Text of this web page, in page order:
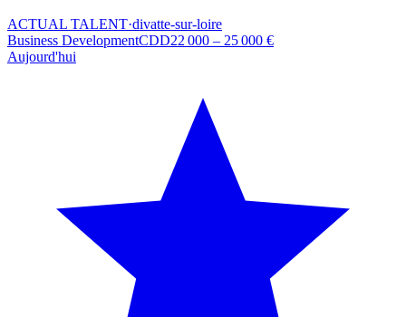
ACTUAL TALENT·divatte-sur-loire
Business DevelopmentCDD22 000 – 25 000 €
Aujourd'hui